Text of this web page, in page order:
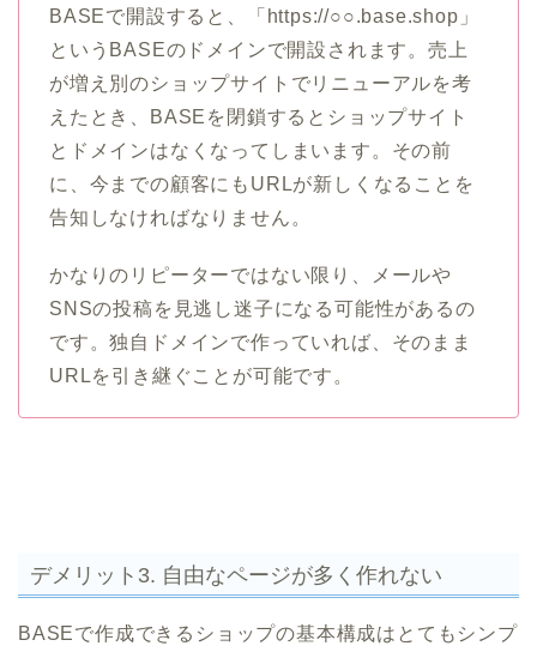
BASEで開設すると、「https://○○.base.shop」
というBASEのドメインで開設されます。売上
が増え別のショップサイトでリニューアルを考
えたとき、BASEを閉鎖するとショップサイト
とドメインはなくなってしまいます。その前
に、今までの顧客にもURLが新しくなることを
告知しなければなりません。
かなりのリピーターではない限り、メールや
SNSの投稿を見逃し迷子になる可能性があるの
です。独自ドメインで作っていれば、そのまま
URLを引き継ぐことが可能です。
デメリット3. 自由なページが多く作れない
BASEで作成できるショップの基本構成はとてもシンプ